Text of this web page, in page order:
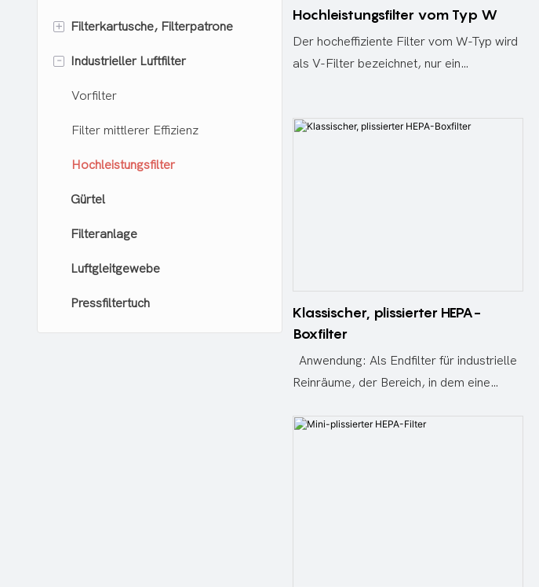
Automatischer Rückspülfilter
Beutelfiltergehäuse
+ Filterkartusche, Filterpatrone
Wasserfilterpatrone
- Industrieller Luftfilter
Vorfilter
Filter mittlerer Effizienz
Hochleistungsfilter
Gürtel
Filteranlage
Luftgleitgewebe
Pressfiltertuch
Hochleistungsfilter vom Typ W
Der hocheffiziente Filter vom W-Typ wird
als V-Filter bezeichnet, nur ein
verwendet und im Allgemeinen ein
gewährleisten. Der thermoplastische
Abstandshalter sorgt für gleichmäßige
Luftstrom mit minimalem Widerstand und
Staubkapazität, wodurch der
Klassischer, plissierter HEPA-
Boxfilter
Anwendung: Als Endfilter für industrielle
Reinräume, der Bereich, in dem eine
wird. Vorteile Ultrafeines